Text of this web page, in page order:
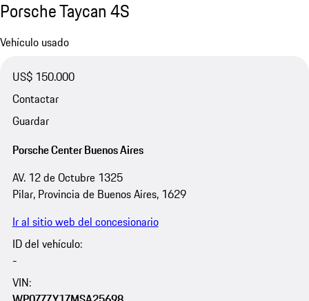
Porsche Taycan 4S
Vehículo usado
US$ 150.000
Contactar
Guardar
Porsche Center Buenos Aires
AV. 12 de Octubre 1325
Pilar, Provincia de Buenos Aires, 1629
Ir al sitio web del concesionario
ID del vehículo:
-
VIN: